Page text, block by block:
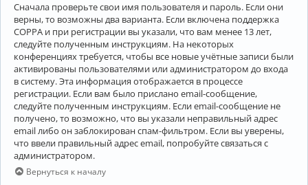
Сначала проверьте свои имя пользователя и пароль. Если они
верны, то возможны два варианта. Если включена поддержка
COPPA и при регистрации вы указали, что вам менее 13 лет,
следуйте полученным инструкциям. На некоторых
конференциях требуется, чтобы все новые учётные записи были
активированы пользователями или администратором до входа
в систему. Эта информация отображается в процессе
регистрации. Если вам было прислано email-сообщение,
следуйте полученным инструкциям. Если email-сообщение не
получено, то возможно, что вы указали неправильный адрес
email либо он заблокирован спам-фильтром. Если вы уверены,
что ввели правильный адрес email, попробуйте связаться с
администратором.
Вернуться к началу